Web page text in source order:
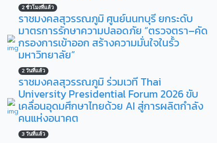
2 ชั่วโมงที่แล้ว
ราชมงคลสุวรรณภูมิ ศูนย์นนทบุรี ยกระดับ
มาตรการรักษาความปลอดภัย “ตรวจตรา–คัด
กรองการเข้าออก สร้างความมั่นใจในรั้ว
มหาวิทยาลัย”
2 วันที่แล้ว
ราชมงคลสุวรรณภูมิ ร่วมเวที Thai
University Presidential Forum 2026 ขับ
เคลื่อนอุดมศึกษาไทยด้วย AI สู่การผลิตกำลัง
คนแห่งอนาคต
3 วันที่แล้ว